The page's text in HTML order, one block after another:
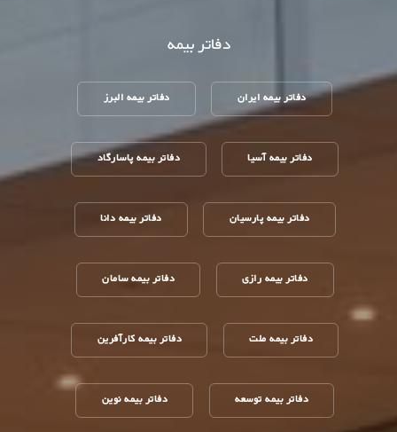
دفاتر بیمه
دفاتر بیمه ایران دفاتر بیمه البرز
دفاتر بیمه آسیا دفاتر بیمه پاسارگاد
دفاتر بیمه پارسیان دفاتر بیمه دانا
دفاتر بیمه رازی دفاتر بیمه سامان
دفاتر بیمه ملت دفاتر بیمه کارآفرین
دفاتر بیمه توسعه دفاتر بیمه نوین